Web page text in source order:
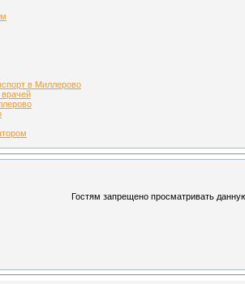
в Миллерово
Гостям запрещено просматривать